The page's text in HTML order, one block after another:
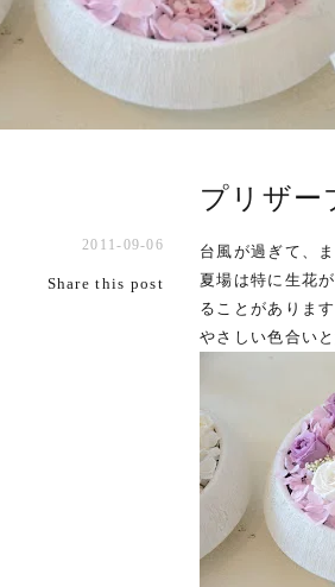
プリザー
2011-09-06
Share this post
台風が過ぎて、
夏場は特に生花
ることがあります
やさしい色合い